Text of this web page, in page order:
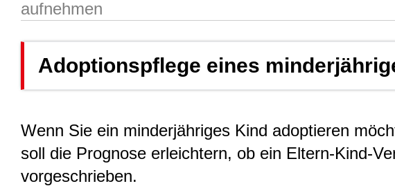
aufnehmen
Adoptionspflege eines
Wenn Sie ein minderjähriges Kind adoptieren
soll die Prognose erleichtern, ob ein Eltern-Kind-
vorgeschrieben.